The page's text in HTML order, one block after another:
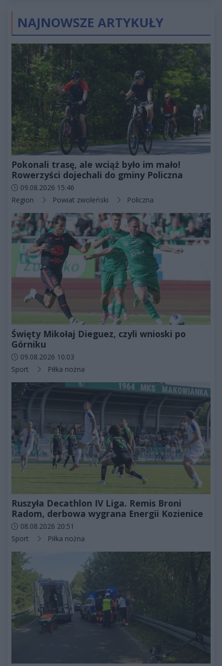
NAJNOWSZE ARTYKUŁY
Pokonali trasę, ale wciąż było im mało!
Rowerzyści dojechali do gminy Policzna
Data dodania artykułu:
09.08.2026 15:46
Kategorie artykułu:
Region Powiat zwoleński Policzna
Święty Mikołaj Dieguez, czyli wnioski po
Górniku
Data dodania artykułu:
09.08.2026 10:03
Kategorie artykułu:
Sport Piłka nożna
Ruszyła Decathlon IV Liga. Remis Broni
Radom, derbowa wygrana Energii Kozienice
Data dodania artykułu:
08.08.2026 20:51
Kategorie artykułu:
Sport Piłka nożna